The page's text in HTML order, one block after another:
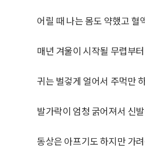
어릴 때 나는 몸도 약했고 혈
매년 겨울이 시작될 무렵부
귀는 벌겋게 얼어서 주먹만
발가락이 엄청 굵어져서 신
동상은 아프기도 하지만 가